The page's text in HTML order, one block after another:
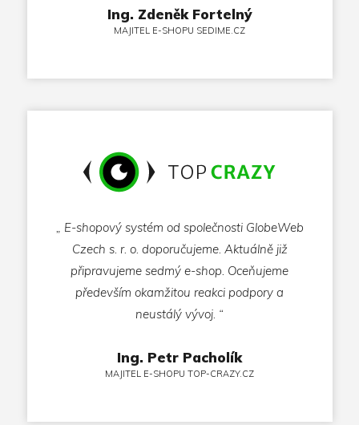
Ing. Zdeněk Fortelný
MAJITEL E-SHOPU SEDIME.CZ
„ E-shopový systém od společnosti GlobeWeb
Czech s. r. o. doporučujeme. Aktuálně již
připravujeme sedmý e-shop. Oceňujeme
především okamžitou reakci podpory a
neustálý vývoj. “
Ing. Petr Pacholík
MAJITEL E-SHOPU TOP-CRAZY.CZ